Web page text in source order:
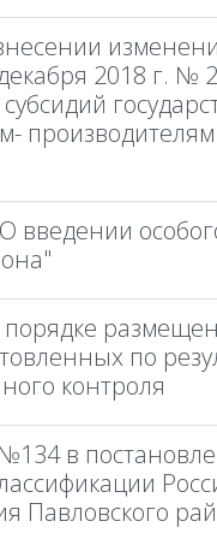
2018 г.
введении
по
контроля
в
Павловского